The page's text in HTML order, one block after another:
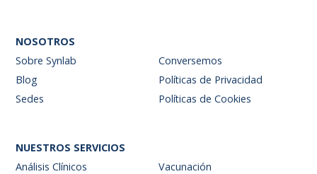
NOSOTROS
Sobre Synlab
Blog
Sedes
Conversemos
Políticas de Privacidad
Políticas de Cookies
NUESTROS SERVICIOS
Análisis Clínicos
Vacunación